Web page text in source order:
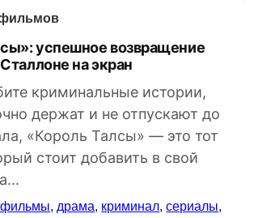
на экран
криминальные истории,
держат и не отпускают до
«Король Талсы» — это тот
стоит добавить в свой
фильмы, драма, криминал,сериалы,